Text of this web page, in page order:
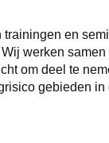
en
werken
om deel te
gebieden